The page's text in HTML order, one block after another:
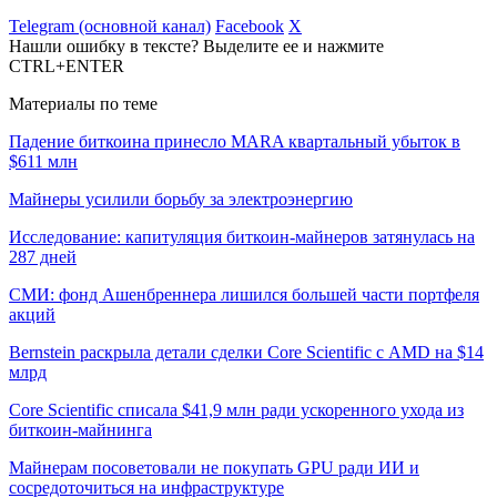
Telegram (основной канал) Facebook X
Нашли ошибку в тексте? Выделите ее и нажмите
CTRL+ENTER
Материалы по теме
Падение биткоина принесло MARA квартальный убыток в
$611 млн
Майнеры усилили борьбу за электроэнергию
Исследование: капитуляция биткоин-майнеров затянулась на
287 дней
СМИ: фонд Ашенбреннера лишился большей части портфеля
акций
Bernstein раскрыла детали сделки Core Scientific с AMD на $14
млрд
Core Scientific списала $41,9 млн ради ускоренного ухода из
биткоин-майнинга
Майнерам посоветовали не покупать GPU ради ИИ и
сосредоточиться на инфраструктуре